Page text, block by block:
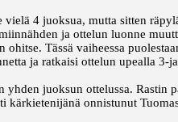
vielä 4 juoksua, mutta sitten
ja ottelun luonne
ohitse. Tässä vaiheessa
ja ratkaisi ottelun upealla 3-
juoksun ottelussa. Rastin
onnistunut